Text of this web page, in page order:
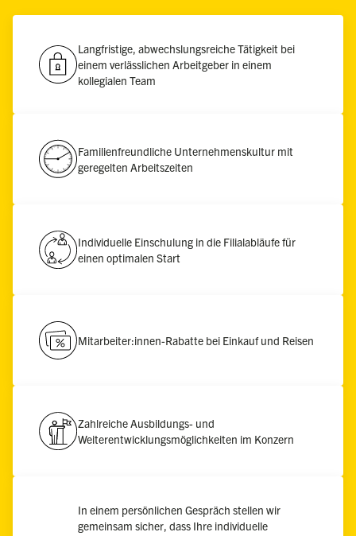
Langfristige, abwechslungsreiche Tätigkeit bei
einem verlässlichen Arbeitgeber in einem
kollegialen Team
Familienfreundliche Unternehmenskultur mit
geregelten Arbeitszeiten
Individuelle Einschulung in die Filialabläufe für
einen optimalen Start
Mitarbeiter:innen-Rabatte bei Einkauf und Reisen
Zahlreiche Ausbildungs- und
Weiterentwicklungsmöglichkeiten im Konzern
In einem persönlichen Gespräch stellen wir
gemeinsam sicher, dass Ihre individuelle